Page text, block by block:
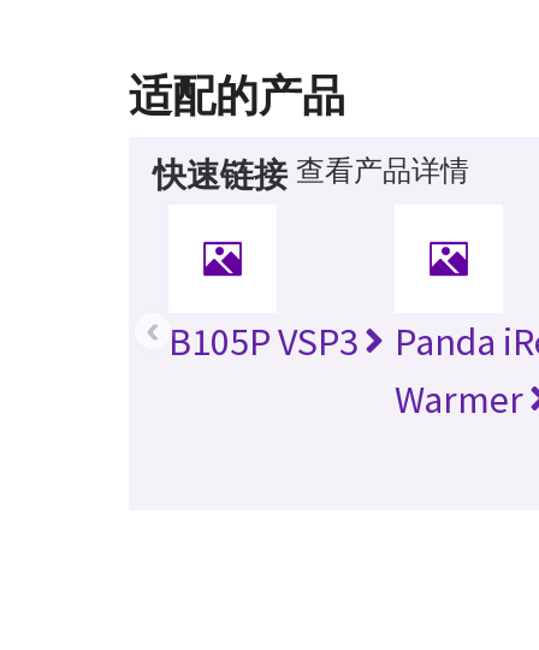
适配的产品
快速链接 查看产品详情
B105P VSP3
Panda
Warmer
‹